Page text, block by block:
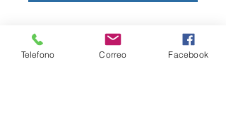
Volver a tienda
Telefono Correo Facebook